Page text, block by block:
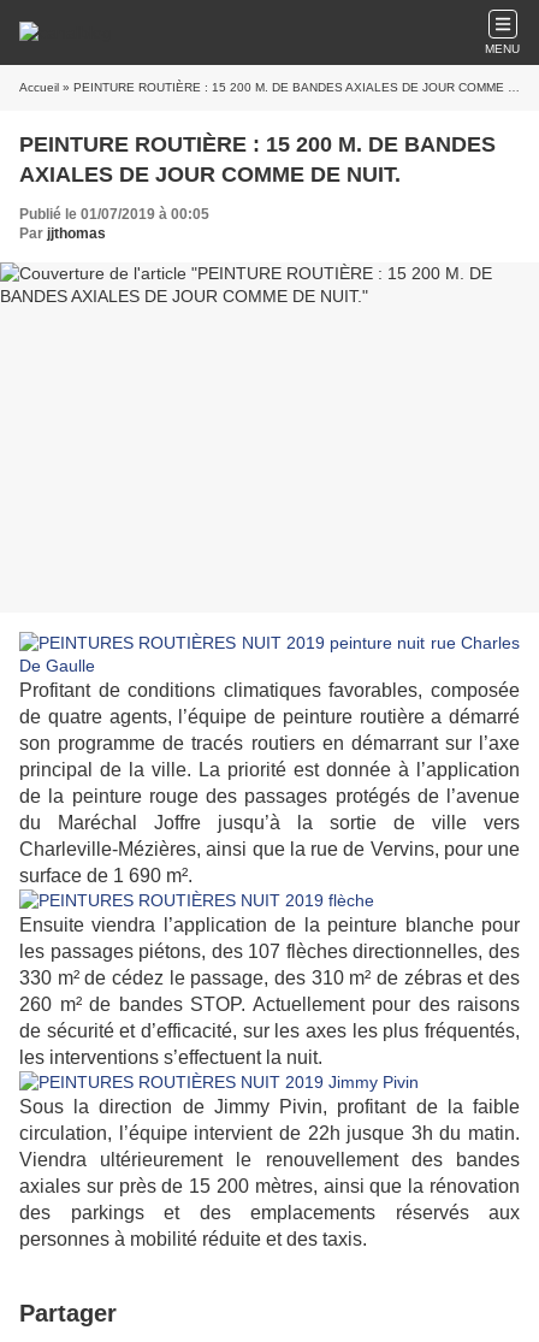
MENU
Accueil » PEINTURE ROUTIÈRE : 15 200 M. DE BANDES AXIALES DE JOUR COMME DE NUIT.
PEINTURE ROUTIÈRE : 15 200 M. DE BANDES
AXIALES DE JOUR COMME DE NUIT.
Publié le 01/07/2019 à 00:05
Par jjthomas
Profitant de conditions climatiques favorables, composée
de quatre agents, l’équipe de peinture routière a démarré
son programme de tracés routiers en démarrant sur l’axe
principal de la ville. La priorité est donnée à l’application
de la peinture rouge des passages protégés de l’avenue
du Maréchal Joffre jusqu’à la sortie de ville vers
Charleville-Mézières, ainsi que la rue de Vervins, pour une
surface de 1 690 m².
Ensuite viendra l’application de la peinture blanche pour
les passages piétons, des 107 flèches directionnelles, des
330 m² de cédez le passage, des 310 m² de zébras et des
260 m² de bandes STOP. Actuellement pour des raisons
de sécurité et d’efficacité, sur les axes les plus fréquentés,
les interventions s’effectuent la nuit.
Sous la direction de Jimmy Pivin, profitant de la faible
circulation, l’équipe intervient de 22h jusque 3h du matin.
Viendra ultérieurement le renouvellement des bandes
axiales sur près de 15 200 mètres, ainsi que la rénovation
des parkings et des emplacements réservés aux
personnes à mobilité réduite et des taxis.
Partager